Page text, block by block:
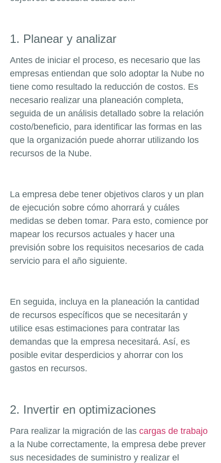
1. Planear y analizar
Antes de iniciar el proceso, es necesario que las
empresas entiendan que solo adoptar la Nube no
tiene como resultado la reducción de costos. Es
necesario realizar una planeación completa,
seguida de un análisis detallado sobre la relación
costo/beneficio, para identificar las formas en las
que la organización puede ahorrar utilizando los
recursos de la Nube.
La empresa debe tener objetivos claros y un plan
de ejecución sobre cómo ahorrará y cuáles
medidas se deben tomar. Para esto, comience por
mapear los recursos actuales y hacer una
previsión sobre los requisitos necesarios de cada
servicio para el año siguiente.
En seguida, incluya en la planeación la cantidad
de recursos específicos que se necesitarán y
utilice esas estimaciones para contratar las
demandas que la empresa necesitará. Así, es
posible evitar desperdicios y ahorrar con los
gastos en recursos.
2. Invertir en optimizaciones
Para realizar la migración de las cargas de trabajo
a la Nube correctamente, la empresa debe prever
sus necesidades de suministro y realizar el